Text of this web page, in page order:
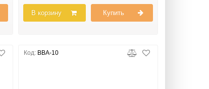
В корзину Купить
Код: BBA-10